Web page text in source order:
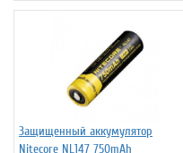
Защищенный аккумулятор
Niteсore NL147 750mAh